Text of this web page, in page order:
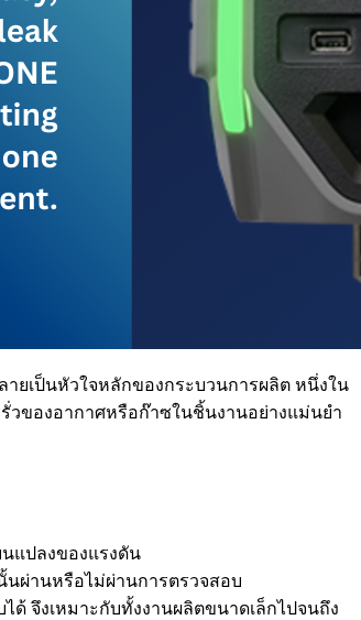
เป็นหัวใจหลักของกระบวนการผลิต หนึ่งใน
วของอากาศหรือก๊าซในชิ้นงานอย่างแม่นยำ
แปลงของแรงดัน
นผ่านหรือไม่ผ่านการตรวจสอบ
ด้ จึงเหมาะกับทั้งงานผลิตขนาดเล็กไปจนถึง